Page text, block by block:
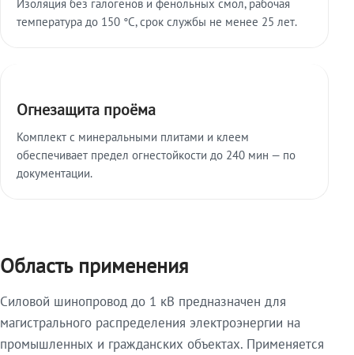
температура до 150 °C, срок службы не менее 25 лет.
Огнезащита проёма
Комплект с минеральными плитами и клеем
обеспечивает предел огнестойкости до 240 мин — по
документации.
Область применения
Силовой шинопровод до 1 кВ предназначен для
магистрального распределения электроэнергии на
промышленных и гражданских объектах. Применяется